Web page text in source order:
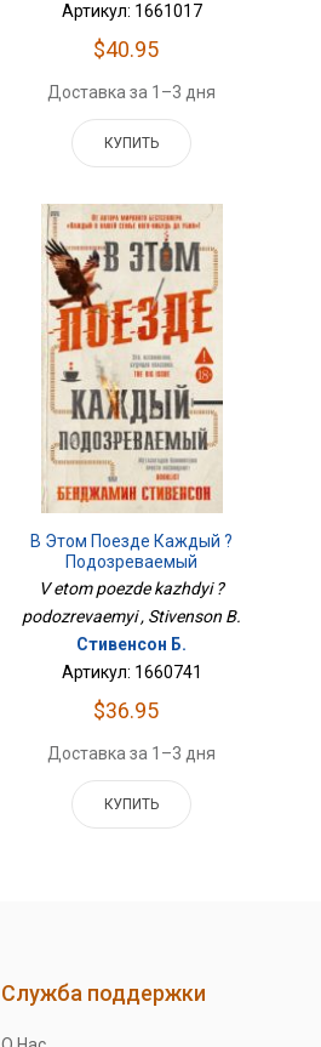
Артикул: 1661017
$40.95
Доставка за 1–3 дня
КУПИТЬ
В Этом Поезде Каждый ?
Подозреваемый
V etom poezde kazhdyi ?
podozrevaemyi , Stivenson B.
Стивенсон Б.
Артикул: 1660741
$36.95
Доставка за 1–3 дня
КУПИТЬ
Служба поддержки